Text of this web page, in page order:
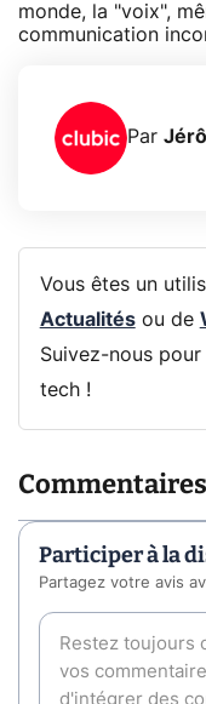
monde, la "voix",
communication
Par
Vous êtes un
Actualitésou de
Suivez-nous
tech !
Commentaires
Participer à la
Partagez votre avis